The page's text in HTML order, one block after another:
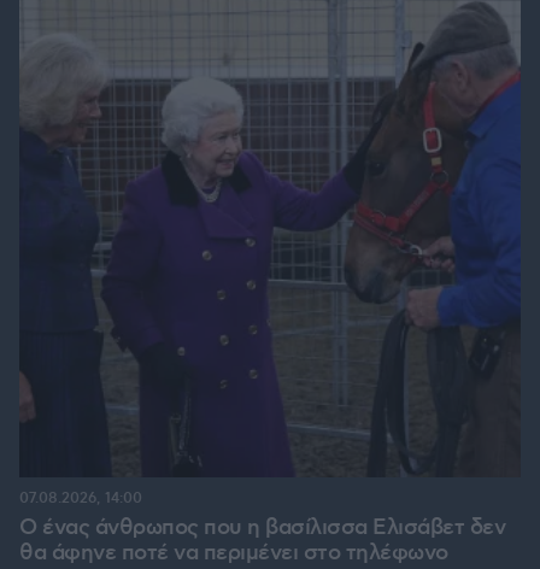
Ο ένας άνθρωπος που η βασίλισσα Ελισάβετ δεν
θα άφηνε ποτέ να περιμένει στο τηλέφωνο
07.08.2026, 14:00